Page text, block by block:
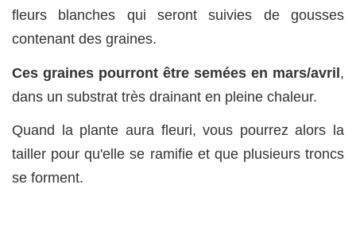
fleurs blanches qui seront suivies de gousses
contenant des graines.
Ces graines pourront être semées en mars/avril,
dans un substrat très drainant en pleine chaleur.
Quand la plante aura fleuri, vous pourrez alors la
tailler pour qu'elle se ramifie et que plusieurs troncs
se forment.